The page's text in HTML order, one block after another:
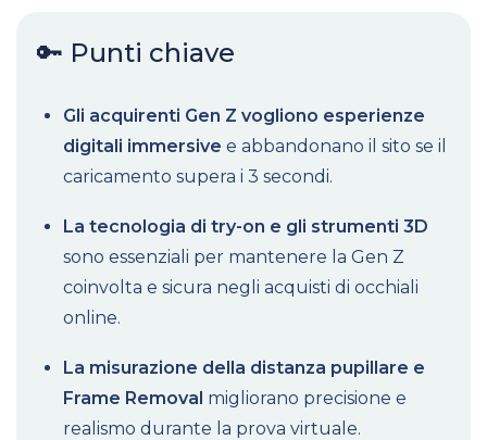
🔑 Punti chiave
Gli acquirenti Gen Z vogliono esperienze
digitali immersive e abbandonano il sito se il
caricamento supera i 3 secondi.
La tecnologia di try-on e gli strumenti 3D
sono essenziali per mantenere la Gen Z
coinvolta e sicura negli acquisti di occhiali
online.
La misurazione della distanza pupillare e
Frame Removal migliorano precisione e
realismo durante la prova virtuale.